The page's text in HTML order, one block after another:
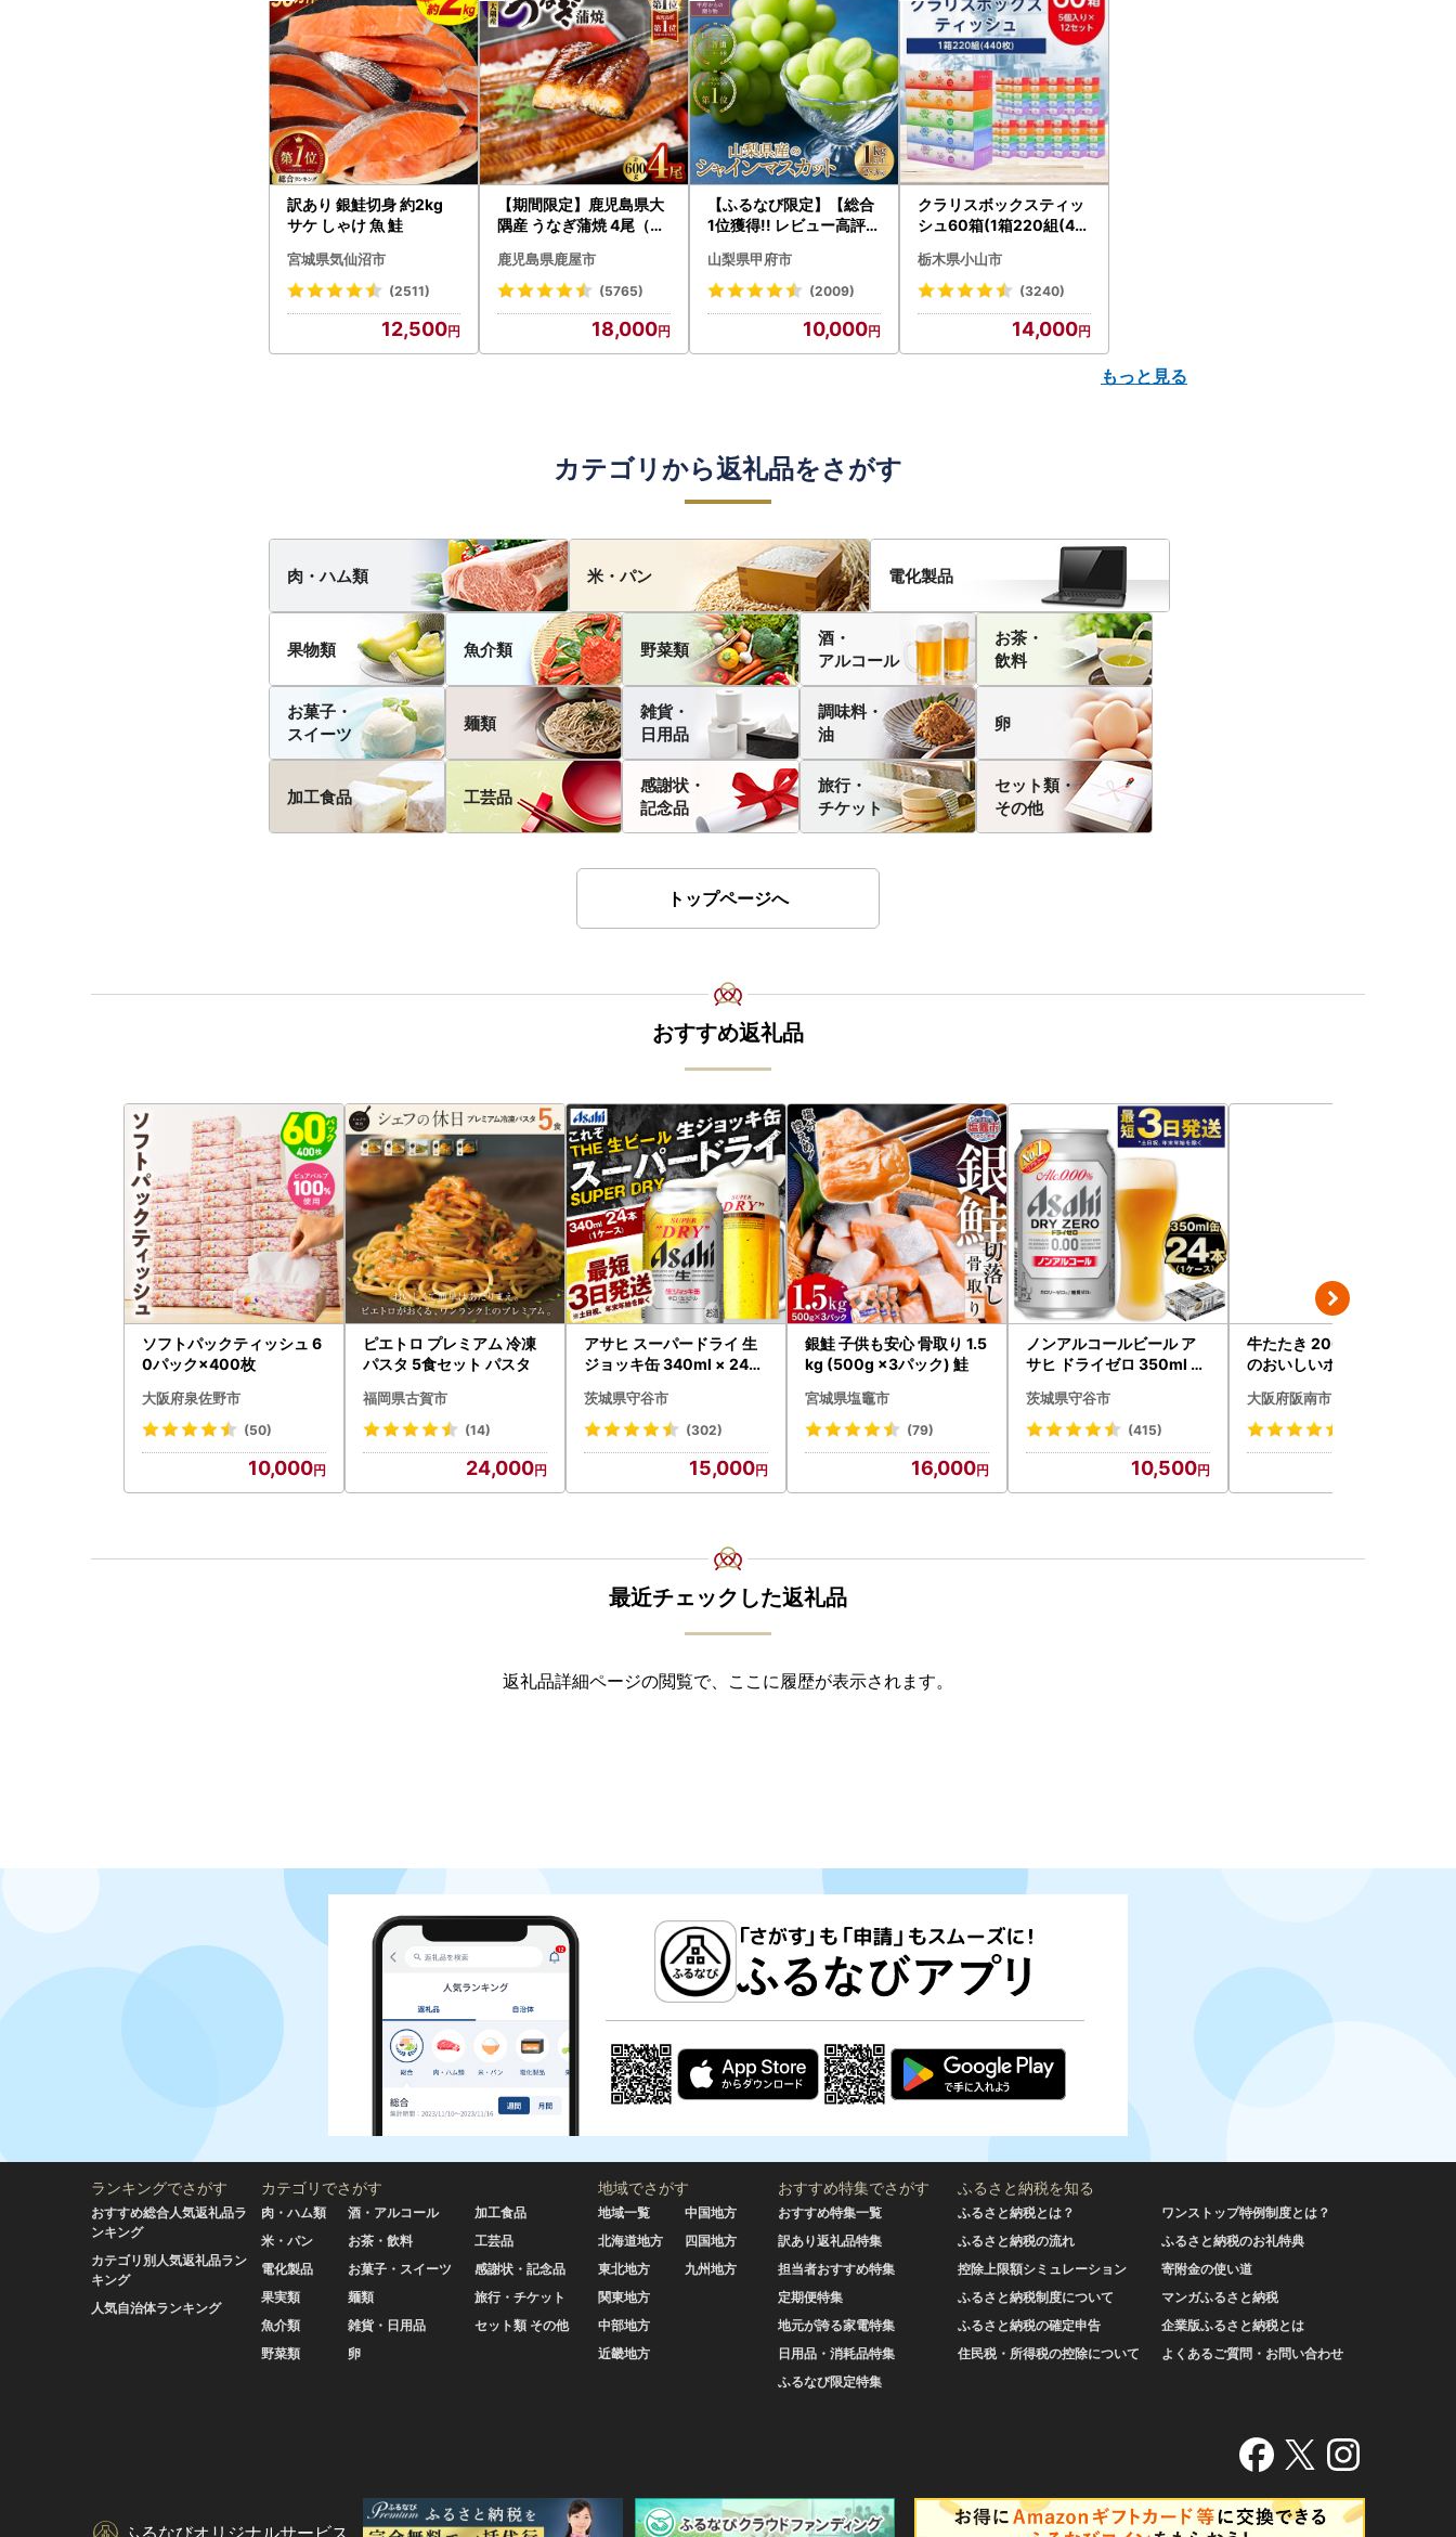
訳あり 銀鮭切身 約2kg
サケ しゃけ 魚 鮭
宮城県気仙沼市
(2511)
12,500
【期間限定】鹿児島県大
隅産 うなぎ蒲焼 4尾（60
cp18 うなぎ 鰻 魚 惣菜 総
菜
鹿児島県鹿屋市
(5765)
18,000
【ふるなび限定】【総合
1位獲得!! レビュー高評価
〉山梨県産 シャインマス
カット 2～3房（1.0kg以
N-Limited-SP
山梨県甲府市
(2009)
10,000
クラリスボックスティッ
シュ60箱(1箱220組(44
ト)【配送不可地域：離島
・沖縄県】【1256759】
栃木県小山市
(3240)
14,000
もっと見る
カテゴリから返礼品をさがす
肉・ハム類 米・パン 電化製品
果物類 魚介類 野菜類
酒・
アルコール
お茶・
飲料
お菓子・
スイーツ
麺類
雑貨・
日用品
調味料・
油
卵
加工食品 工芸品
感謝状・
記念品
旅行・
チケット
セット類・
その他
トップページへ
おすすめ返礼品
ソフトパックティッシュ 6
0パック×400枚
大阪府泉佐野市
(50)
10,000
ピエトロ プレミアム 冷凍
パスタ 5食セット パスタ
福岡県古賀市
(14)
24,000
アサヒ スーパードライ 生
ジョッキ缶 340ml × 24本
ビール お酒 Asahi 守谷市
茨城県守谷市
(302)
15,000
銀鮭 子供も安心 骨取り 1.5
kg (500g ×3パック) 鮭
宮城県塩竈市
(79)
16,000
ノンアルコールビール ア
サヒ ドライゼロ 350ml 24
守谷市
茨城県守谷市
(415)
10,500
牛たたき 200gと 名倉商店
のおいしいポン酢 30ml
大阪府阪南市
最近チェックした返礼品
返礼品詳細ページの閲覧で、ここに履歴が表示されます。
ランキングでさがす
おすすめ総合人気返礼品ラ
ンキング
カテゴリ別人気返礼品ラン
キング
人気自治体ランキング
カテゴリでさがす
肉・ハム類
米・パン
電化製品
果実類
魚介類
野菜類
酒・アルコール
お茶・飲料
お菓子・スイーツ
麺類
雑貨・日用品
卵
加工食品
工芸品
感謝状・記念品
旅行・チケット
セット類 その他
地域でさがす
地域一覧
北海道地方
東北地方
関東地方
中部地方
近畿地方
中国地方
四国地方
九州地方
おすすめ特集でさがす
おすすめ特集一覧
訳あり返礼品特集
担当者おすすめ特集
定期便特集
地元が誇る家電特集
日用品・消耗品特集
ふるなび限定特集
ふるさと納税を知る
ふるさと納税とは？
ふるさと納税の流れ
控除上限額シミュレーション
ふるさと納税制度について
ふるさと納税の確定申告
住民税・所得税の控除について
ワンストップ特例制度とは？
ふるさと納税のお礼特典
寄附金の使い道
マンガふるさと納税
企業版ふるさと納税とは
よくあるご質問・お問い合わせ